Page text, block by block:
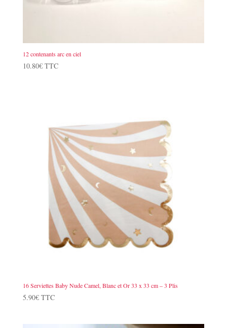
12 contenants arc en ciel
10.80€ TTC
16 Serviettes Baby Nude Camel, Blanc et Or 33 x 33 cm – 3 Plis
5.90€ TTC